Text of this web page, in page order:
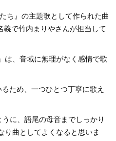
ち』の主題歌として作られた曲
義で竹内まりやさんが担当して
は、音域に無理がなく感情で歌
ため、一つひとつ丁寧に歌え
に、語尾の母音までしっかり
り曲としてよくなると思いま